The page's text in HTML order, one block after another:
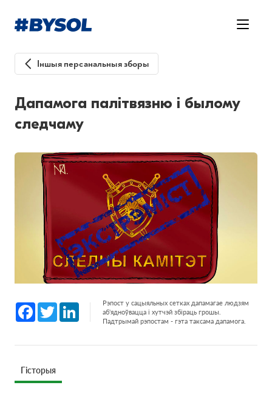
Іншыя персанальныя зборы
Дапамога палітвязню і былому
следчаму
Facebook
Twitter LinkedInРэпост у сацыяльных сетках дапамагае людзям
аб'ядноўвацца і хутчэй збіраць грошы.
Падтрымай рэпостам - гэта таксама дапамога.
Гісторыя